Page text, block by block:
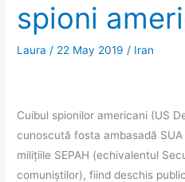
spioni
Laura/ 22 May 2019/ Iran
Cuibul spionilor americani (US
cunoscută fosta ambasadă
milițiile SEPAH (echivalentul
comuniștilor), fiind deschis